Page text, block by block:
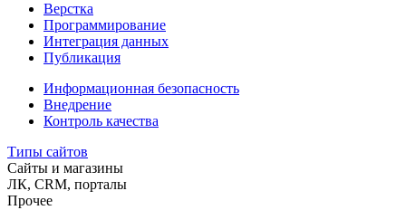
Верстка
Программирование
Интеграция данных
Публикация
Информационная безопасность
Внедрение
Контроль качества
Типы сайтов
Сайты и магазины
ЛК, CRM, порталы
Прочее